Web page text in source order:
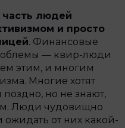
часть людей
и просто
. Финансовые
— квир-люди
этим, и многим
Многие хотят
но не знают,
Люди чудовищно
от них какой-